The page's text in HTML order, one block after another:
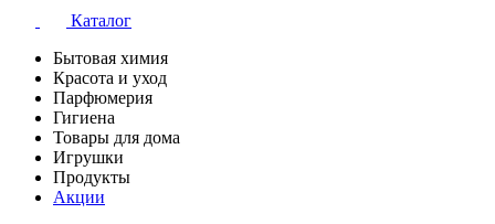
Каталог
Бытовая химия
Красота и уход
Парфюмерия
Гигиена
Товары для дома
Игрушки
Продукты
Акции